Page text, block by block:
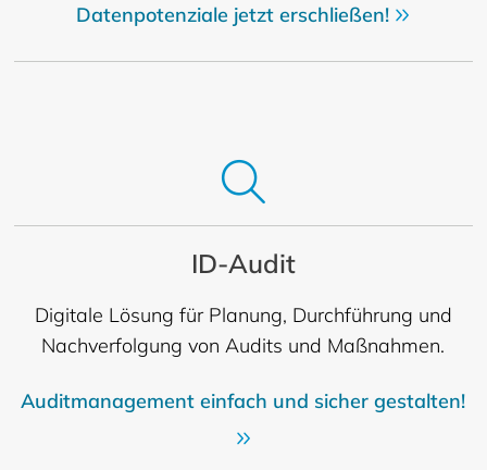
Datenpotenziale jetzt erschließen!
ID-Audit
Digitale Lösung für Planung, Durchführung und
Nachverfolgung von Audits und Maßnahmen.
Auditmanagement einfach und sicher gestalten!